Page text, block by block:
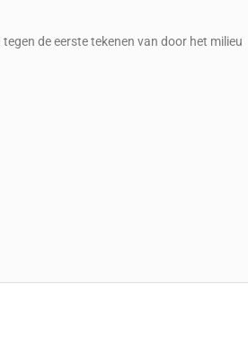
de eerste tekenen van door het milieu